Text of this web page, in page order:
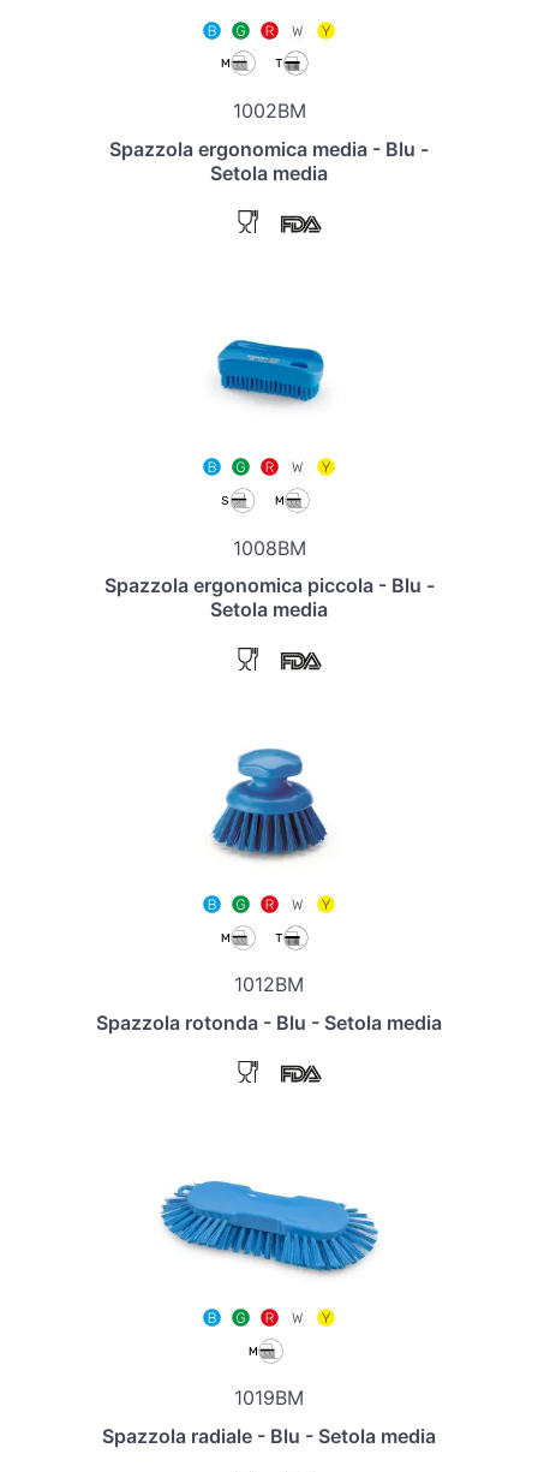
1002BM
Spazzola ergonomica media - Blu -
Setola media
1008BM
Spazzola ergonomica piccola - Blu -
Setola media
1012BM
Spazzola rotonda - Blu - Setola media
1019BM
Spazzola radiale - Blu - Setola media